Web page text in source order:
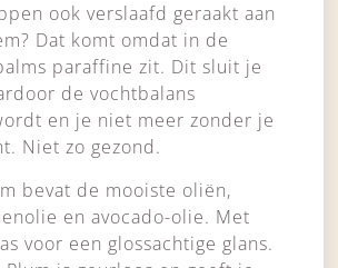
ook verslaafd geraakt aan
Dat komt omdat in de
paraffine zit. Dit sluit je
de vochtbalans
en je niet meer zonder je
Niet zo gezond.
bevat de mooiste oliën,
en avocado-olie. Met
voor een glossachtige glans.